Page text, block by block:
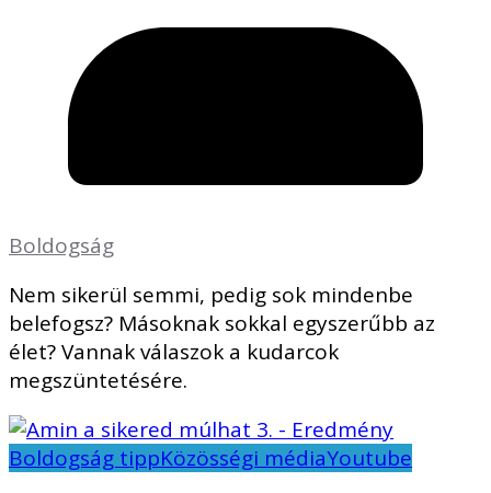
Boldogság
Nem sikerül semmi, pedig sok mindenbe
belefogsz? Másoknak sokkal egyszerűbb az
élet? Vannak válaszok a kudarcok
megszüntetésére.
Boldogság tippKözösségi médiaYoutube